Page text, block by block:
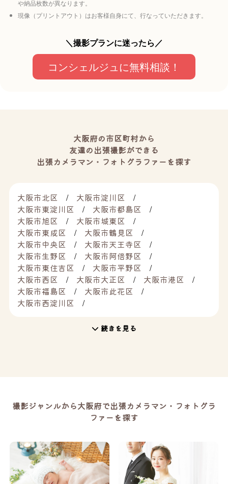
や納品枚数が異なります。
現像（プリントアウト）はお客様自身にて、行なっていただきます。
＼撮影プランに迷ったら／
コンシェルジュに無料相談！
大阪府の市区町村から
友達の出張撮影ができる
出張カメラマン・フォトグラファーを探す
大阪市北区
大阪市淀川区
大阪市東淀川区
大阪市都島区
大阪市旭区
大阪市城東区
大阪市東成区
大阪市鶴見区
大阪市中央区
大阪市天王寺区
大阪市生野区
大阪市阿倍野区
大阪市東住吉区
大阪市平野区
大阪市西区
大阪市大正区
大阪市港区
大阪市福島区
大阪市此花区
大阪市西淀川区
続きを見る
撮影ジャンルから大阪府で出張カメラマン・フォトグラ
ファーを探す